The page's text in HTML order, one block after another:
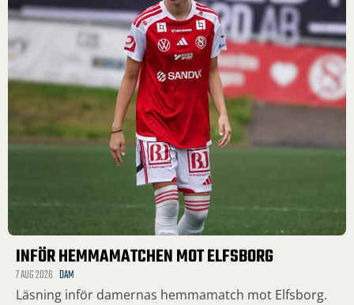
INFÖR HEMMAMATCHEN MOT ELFSBORG
7 AUG 2026 DAM
Läsning inför damernas hemmamatch mot Elfsborg.